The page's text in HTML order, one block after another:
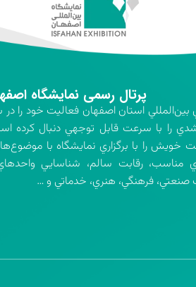
پرتال رسمی نمایشگاه
را با سرعت قابل توجهي دنبال كرده
خويش را با برگزاري نمايشگاه با
مناسب، رقابت سالم، شناسايي
فرهنگي، هنري، خدماتي و …